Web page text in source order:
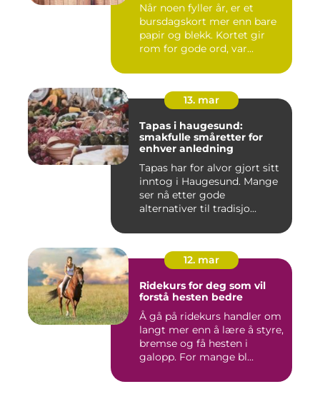
Når noen fyller år, er et
bursdagskort mer enn bare
papir og blekk. Kortet gir
rom for gode ord, var...
13. mar
Tapas i haugesund:
smakfulle småretter for
enhver anledning
Tapas har for alvor gjort sitt
inntog i Haugesund. Mange
ser nå etter gode
alternativer til tradisjo...
12. mar
Ridekurs for deg som vil
forstå hesten bedre
Å gå på ridekurs handler om
langt mer enn å lære å styre,
bremse og få hesten i
galopp. For mange bl...